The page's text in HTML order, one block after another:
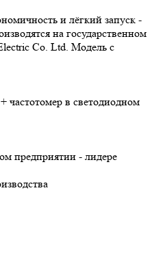
и лёгкий запуск -
на государственном
Co. Ltd. Модель с
частотомер в светодиодном
предприятии - лидере